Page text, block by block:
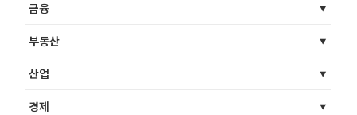
금융
부동산
산업
경제